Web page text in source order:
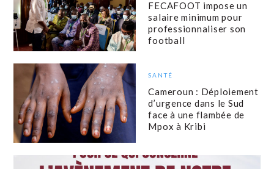
FECAFOOT impose un
salaire minimum pour
professionnaliser son
football
SANTÉ
Cameroun : Déploiement
d’urgence dans le Sud
face à une flambée de
Mpox à Kribi